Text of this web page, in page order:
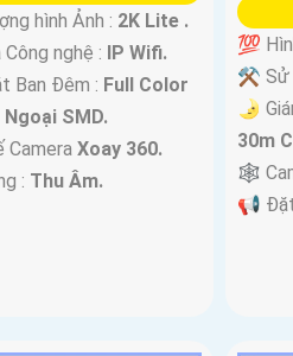
hình Ảnh : 2K Lite .
nghệ : IP Wifi.
Ban Đêm : Full Color
SMD.
Xoay 360.
: Thu Âm.
💯
⚒ Sử
🌛
30m
🕸️
️📢